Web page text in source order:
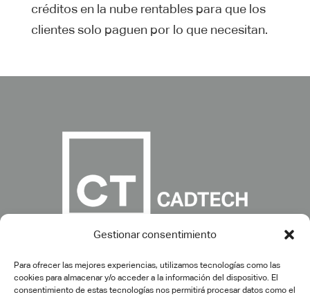
Gestionar consentimiento
Para ofrecer las mejores experiencias, utilizamos tecnologías como las
cookies para almacenar y/o acceder a la información del dispositivo. El
consentimiento de estas tecnologías nos permitirá procesar datos como el
créditos en la nube rentables para que los
clientes solo paguen por lo que necesitan.